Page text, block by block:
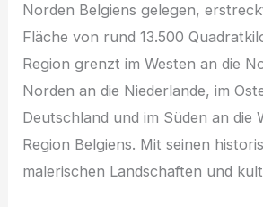
Norden Belgiens gelegen,
Fläche von rund 13.500
Region grenzt im Westen an die
Norden an die Niederlande, im
Deutschland und im Süden an die
Region Belgiens. Mit seinen
malerischen Landschaften und